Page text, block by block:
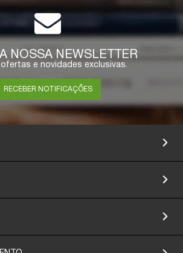
NOSSA NEWSLETTER
ofertas e novidades exclusivas.
RECEBER NOTIFICAÇÕES